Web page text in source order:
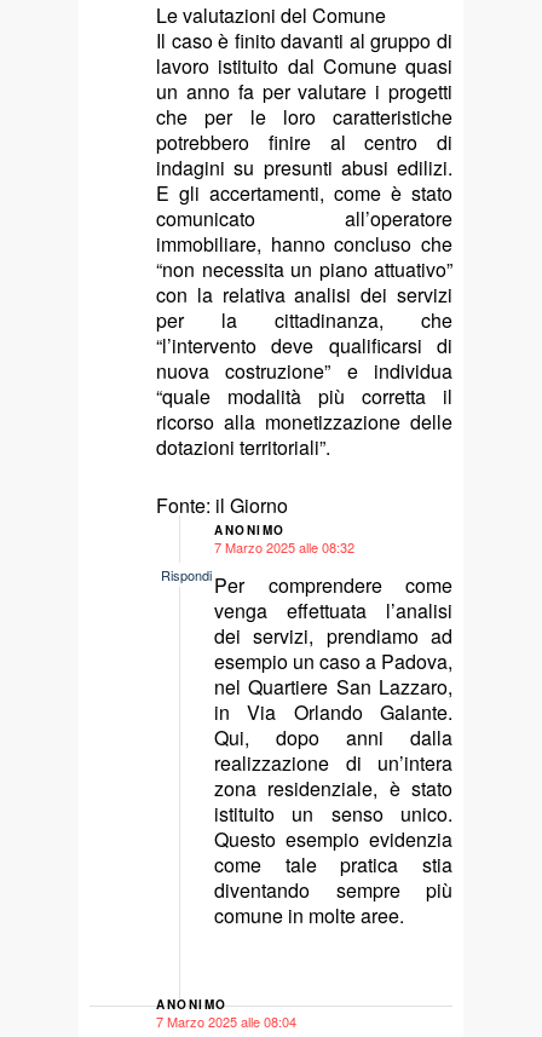
Le valutazioni del Comune
Il caso è finito davanti al gruppo di
lavoro istituito dal Comune quasi
un anno fa per valutare i progetti
che per le loro caratteristiche
potrebbero finire al centro di
indagini su presunti abusi edilizi.
E gli accertamenti, come è stato
comunicato all’operatore
immobiliare, hanno concluso che
“non necessita un piano attuativo”
con la relativa analisi dei servizi
per la cittadinanza, che
“l’intervento deve qualificarsi di
nuova costruzione” e individua
“quale modalità più corretta il
ricorso alla monetizzazione delle
dotazioni territoriali”.
Fonte: il Giorno
ANONIMO
7 Marzo 2025 alle 08:32
Per comprendere come
venga effettuata l’analisi
dei servizi, prendiamo ad
esempio un caso a Padova,
nel Quartiere San Lazzaro,
in Via Orlando Galante.
Qui, dopo anni dalla
realizzazione di un’intera
zona residenziale, è stato
istituito un senso unico.
Questo esempio evidenzia
come tale pratica stia
diventando sempre più
comune in molte aree.
Rispondi
ANONIMO
7 Marzo 2025 alle 08:04